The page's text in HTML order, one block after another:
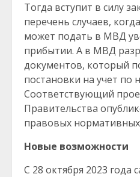
Тогда вступит в силу
перечень случаев,
может подать в МВД
прибытии. А в МВД
документов, который
постановки на учет по
Соответствующий
Правительства
правовых
Новые возможности
С 28 октября 2023 года